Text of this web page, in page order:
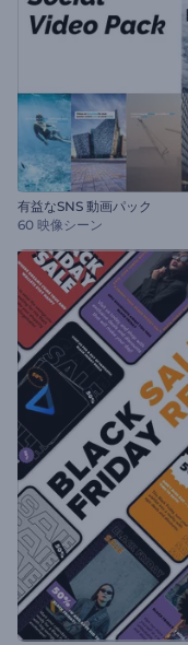
有益なSNS 動画パック
60 映像シーン